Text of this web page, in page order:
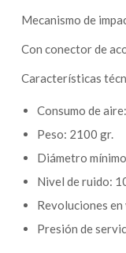
Mecanismo de
Con conector de
Características
Consumo de
Peso: 2100 gr.
Diámetro
Nivel de ruido:
Revoluciones
Presión de